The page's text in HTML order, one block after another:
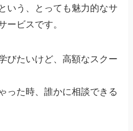
いう、とっても魅力的なサ
ービスです。
びたいけど、高額なスクー
った時、誰かに相談できる